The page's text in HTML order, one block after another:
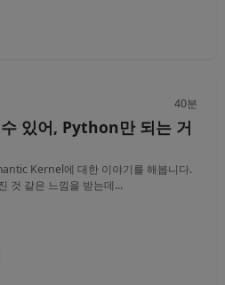
40분
있어, Python만 되는 거
Kernel에 대한 이야기를 해봅니다.
것 같은 느낌을 받는데...